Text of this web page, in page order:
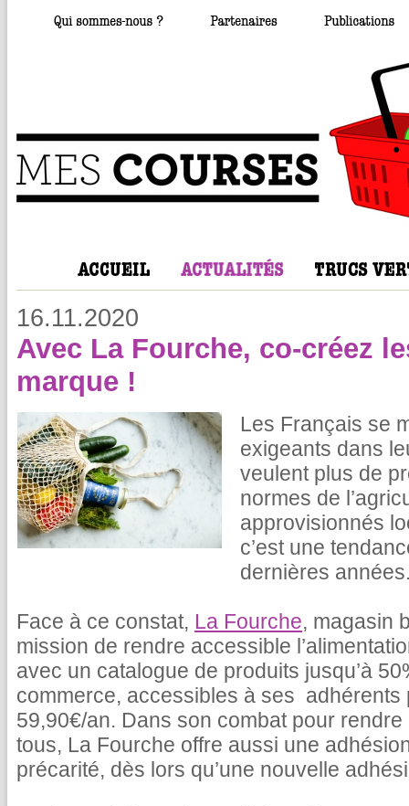
16.11.2020
Avec La Fourche, co-créez
marque !
Les Français se
exigeants dans
veulent plus de
normes de
approvisionnés
c’est une
dernières
Face à ce constat, La Fourche, magasin
mission de rendre accessible
avec un catalogue de produits jusqu’à
commerce, accessibles à ses adhérents
59,90€/an. Dans son combat pour
tous, La Fourche offre aussi une
précarité, dès lors qu’une nouvelle